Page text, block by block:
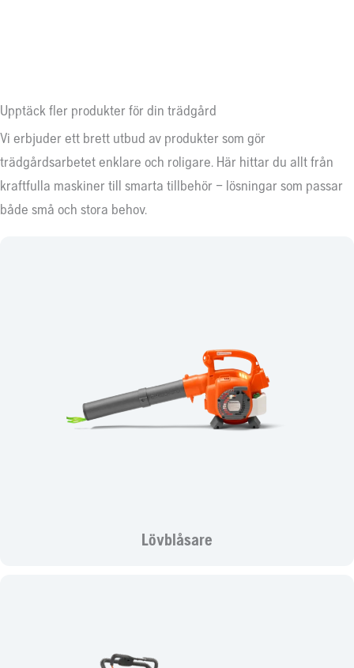
Upptäck fler produkter för din trädgård
Vi erbjuder ett brett utbud av produkter som gör
trädgårdsarbetet enklare och roligare. Här hittar du allt från
kraftfulla maskiner till smarta tillbehör – lösningar som passar
både små och stora behov.
Lövblåsare